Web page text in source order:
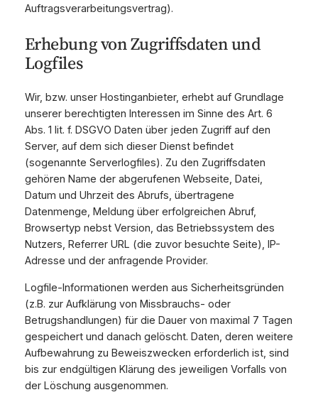
Auftragsverarbeitungsvertrag).
Erhebung von Zugriffsdaten und
Logfiles
Wir, bzw. unser Hostinganbieter, erhebt auf Grundlage
unserer berechtigten Interessen im Sinne des Art. 6
Abs. 1 lit. f. DSGVO Daten über jeden Zugriff auf den
Server, auf dem sich dieser Dienst befindet
(sogenannte Serverlogfiles). Zu den Zugriffsdaten
gehören Name der abgerufenen Webseite, Datei,
Datum und Uhrzeit des Abrufs, übertragene
Datenmenge, Meldung über erfolgreichen Abruf,
Browsertyp nebst Version, das Betriebssystem des
Nutzers, Referrer URL (die zuvor besuchte Seite), IP-
Adresse und der anfragende Provider.
Logfile-Informationen werden aus Sicherheitsgründen
(z.B. zur Aufklärung von Missbrauchs- oder
Betrugshandlungen) für die Dauer von maximal 7 Tagen
gespeichert und danach gelöscht. Daten, deren weitere
Aufbewahrung zu Beweiszwecken erforderlich ist, sind
bis zur endgültigen Klärung des jeweiligen Vorfalls von
der Löschung ausgenommen.